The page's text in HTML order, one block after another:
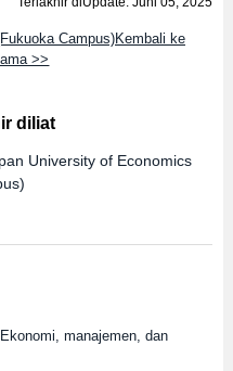
Campus)Kembali ke
>>
diliat
University of Economics
manajemen, dan